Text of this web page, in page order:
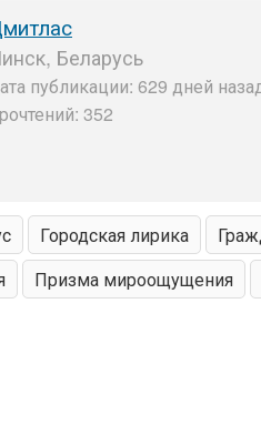
Беларусь
публикации: 629 дней
352
Городская лирика
Призма мироощущения